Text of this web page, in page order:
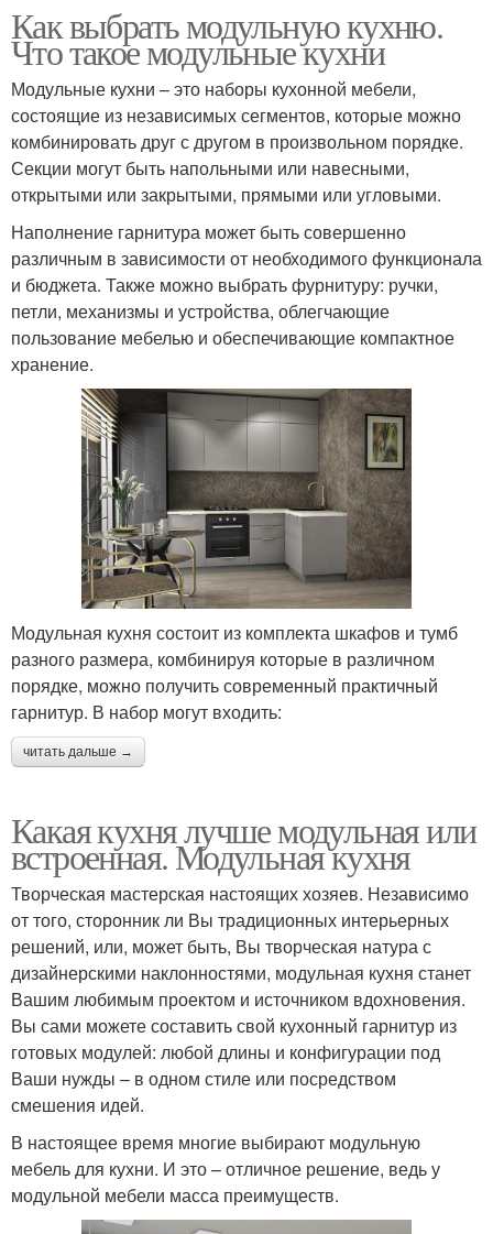
Как выбрать модульную кухню.
Что такое модульные кухни
Модульные кухни – это наборы кухонной мебели,
состоящие из независимых сегментов, которые можно
комбинировать друг с другом в произвольном порядке.
Секции могут быть напольными или навесными,
открытыми или закрытыми, прямыми или угловыми.
Наполнение гарнитура может быть совершенно
различным в зависимости от необходимого функционала
и бюджета. Также можно выбрать фурнитуру: ручки,
петли, механизмы и устройства, облегчающие
пользование мебелью и обеспечивающие компактное
хранение.
Модульная кухня состоит из комплекта шкафов и тумб
разного размера, комбинируя которые в различном
порядке, можно получить современный практичный
гарнитур. В набор могут входить:
читать дальше →
Какая кухня лучше модульная или
встроенная. Модульная кухня
Творческая мастерская настоящих хозяев. Независимо
от того, сторонник ли Вы традиционных интерьерных
решений, или, может быть, Вы творческая натура с
дизайнерскими наклонностями, модульная кухня станет
Вашим любимым проектом и источником вдохновения.
Вы сами можете составить свой кухонный гарнитур из
готовых модулей: любой длины и конфигурации под
Ваши нужды – в одном стиле или посредством
смешения идей.
В настоящее время многие выбирают модульную
мебель для кухни. И это – отличное решение, ведь у
модульной мебели масса преимуществ.